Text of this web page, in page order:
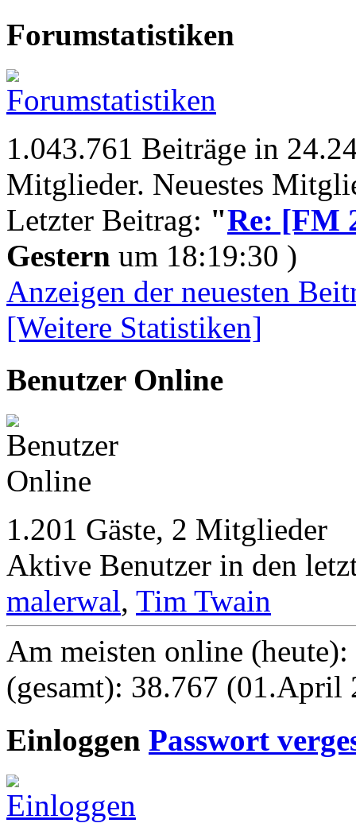
Forumstatistiken
1.043.761 Beiträge in
Mitglieder. Neuestes
Letzter Beitrag: "Re: [FM
Gestern um 18:19:30 )
Anzeigen der neuesten
[Weitere Statistiken]
Benutzer Online
1.201 Gäste, 2 Mitglieder
Aktive Benutzer in den
malerwal, Tim Twain
Am meisten online (heute):
(gesamt): 38.767 (01.April
Einloggen Passwort